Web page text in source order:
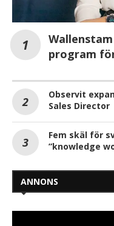
program
Observit
Sales Director
Fem skäl för
”knowledge
ANNONS